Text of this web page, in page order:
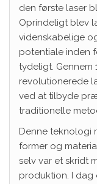
den første laser
Oprindeligt blev
videnskabelige
potentiale inden
tydeligt. Gennem
revolutionerede
ved at tilbyde
traditionelle
Denne teknologi
former og
selv var et skridt
produktion. I dag